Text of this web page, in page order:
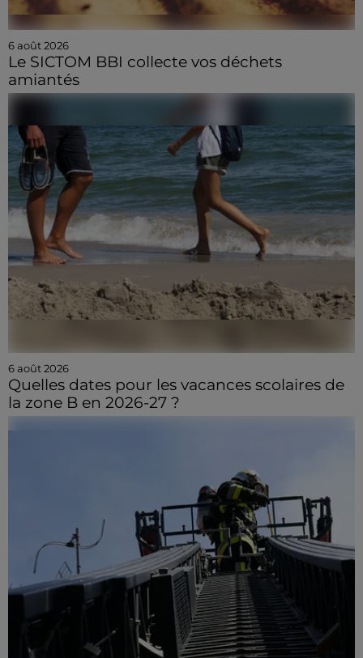
6 août 2026
Le SICTOM BBI collecte vos déchets
amiantés
6 août 2026
Quelles dates pour les vacances scolaires de
la zone B en 2026-27 ?